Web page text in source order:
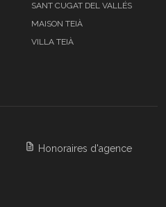
SANT CUGAT DEL VALLÉS
MAISON TEIÀ
VILLA TEIÀ
Honoraires d'agence